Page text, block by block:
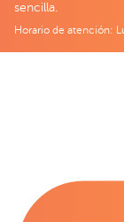
sencilla.
Horario de atención: